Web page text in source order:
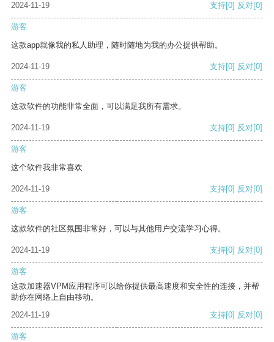
2024-11-19 支持[0] 反对[0]
游客
这款app就像我的私人助理，随时随地为我的办公提供帮助。
2024-11-19 支持[0] 反对[0]
游客
这款软件的功能非常全面，可以满足我所有需求。
2024-11-19 支持[0] 反对[0]
游客
这个软件我非常喜欢
2024-11-19 支持[0] 反对[0]
游客
这款软件的社区氛围非常好，可以与其他用户交流学习心得。
2024-11-19 支持[0] 反对[0]
游客
这款加速器VPM应用程序可以给你提供最高速度和安全性的连接，并帮
助你在网络上自由移动。
2024-11-19
支持[0] 反对[0]
游客